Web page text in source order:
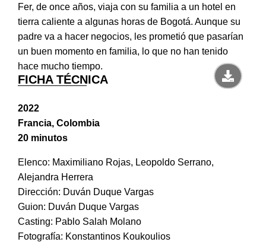
Fer, de once años, viaja con su familia a un hotel en
tierra caliente a algunas horas de Bogotá. Aunque su
padre va a hacer negocios, les prometió que pasarían
un buen momento en familia, lo que no han tenido
hace mucho tiempo.
FICHA TÉCNICA
2022
Francia, Colombia
20 minutos
Elenco: Maximiliano Rojas, Leopoldo Serrano,
Alejandra Herrera
Dirección: Duván Duque Vargas
Guion: Duván Duque Vargas
Casting: Pablo Salah Molano
Fotografía: Konstantinos Koukoulios